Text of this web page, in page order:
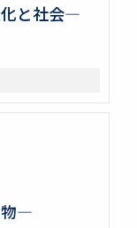
化と社会―
物―